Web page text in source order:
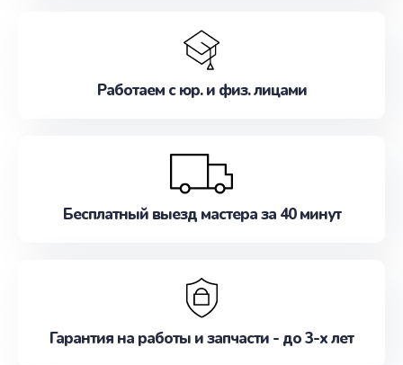
Работаем с юр. и физ. лицами
Бесплатный выезд мастера за 40 минут
Гарантия на работы и запчасти - до 3-х лет